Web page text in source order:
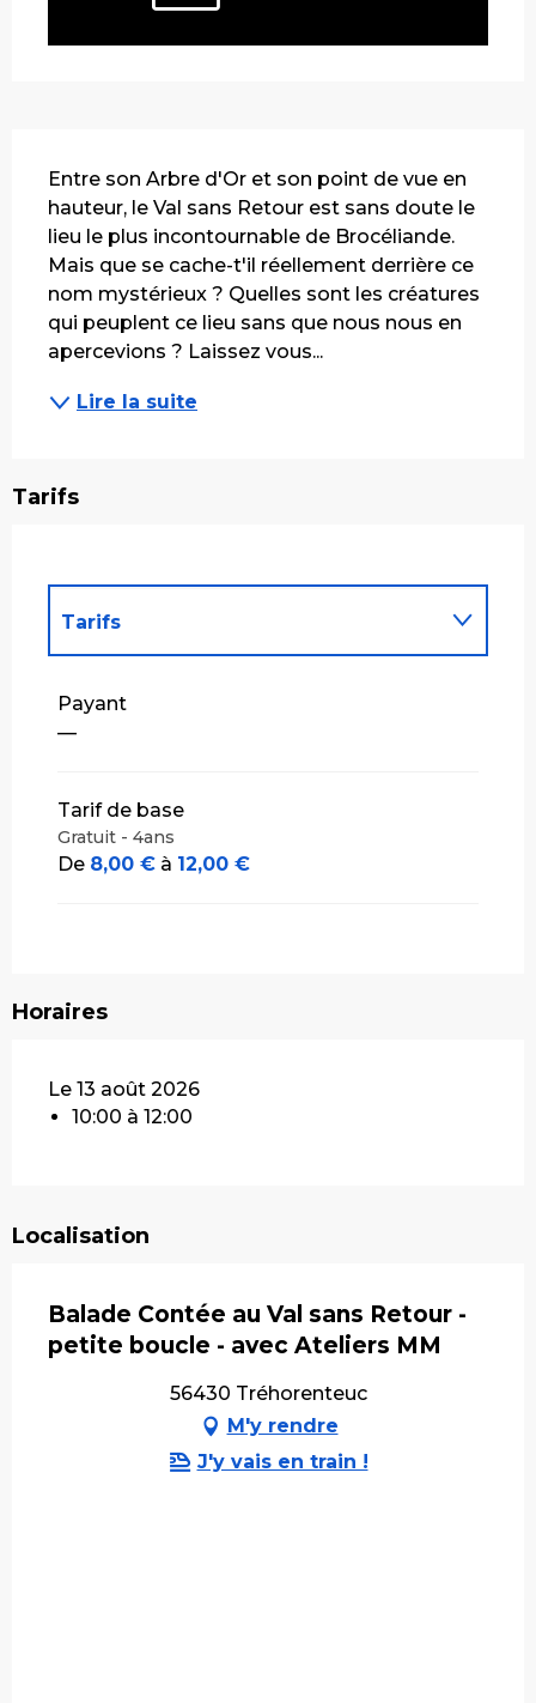
Entre son Arbre d'Or et son point de vue en
hauteur, le Val sans Retour est sans doute le
lieu le plus incontournable de Brocéliande.
Mais que se cache-t'il réellement derrière ce
nom mystérieux ? Quelles sont les créatures
qui peuplent ce lieu sans que nous nous en
apercevions ? Laissez vous...
Lire la suite
Tarifs
Tarifs
Tarifs 2027
Payant
—
Tarif de base
Gratuit - 4ans
De 8,00 € à 12,00 €
Horaires
Le 13 août 2026
10:00 à 12:00
Localisation
Balade Contée au Val sans Retour -
petite boucle - avec Ateliers MM
56430 Tréhorenteuc
M'y rendre
J'y vais en train !